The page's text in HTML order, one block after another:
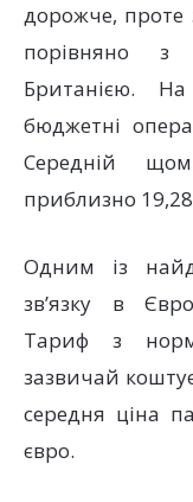
дорожче, проте
порівняно
Британією.
бюджетні
Середній
приблизно
Одним із
зв’язку в
Тариф з
зазвичай
середня ціна
євро.